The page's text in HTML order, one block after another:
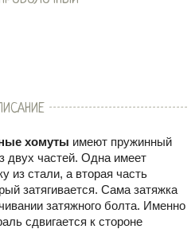
хомуты имеют пружинный
двух частей. Одна имеет
из стали, а вторая часть
затягивается. Сама затяжка
затяжного болта. Именно
сдвигается к стороне